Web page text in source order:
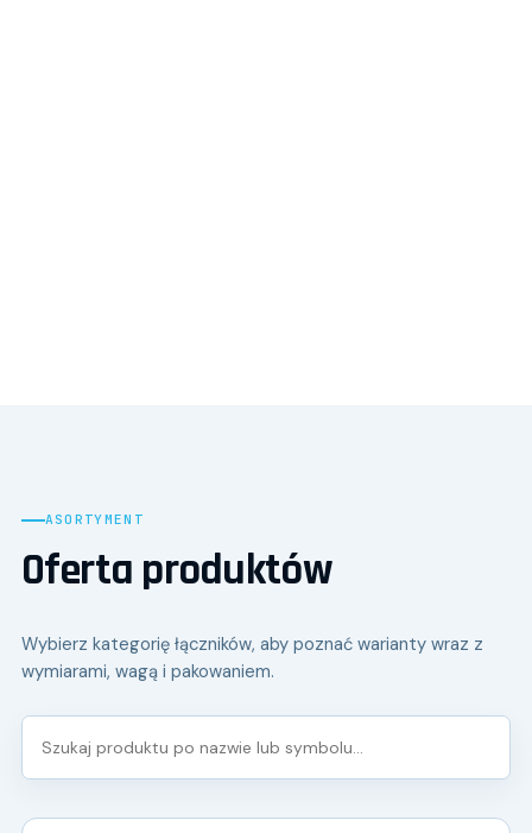
ASORTYMENT
Oferta produktów
Wybierz kategorię łączników, aby poznać warianty wraz z
wymiarami, wagą i pakowaniem.
Szukaj produktu po nazwie lub symbolu…